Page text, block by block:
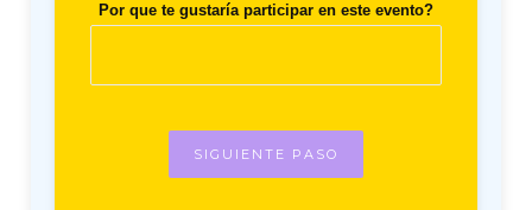
Por que te gustaría participar en este evento?